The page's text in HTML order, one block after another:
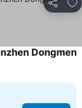
分享 放
Dongmen